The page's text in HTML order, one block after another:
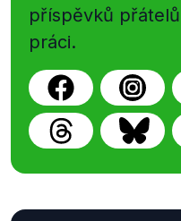
příspěvků
práci.